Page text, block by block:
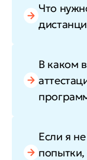
Что
В каком
Если я
попытки,